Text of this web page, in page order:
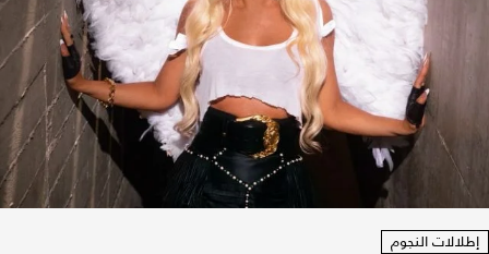
إطلالات النجوم